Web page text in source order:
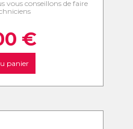
vous conseillons de faire
€
panier